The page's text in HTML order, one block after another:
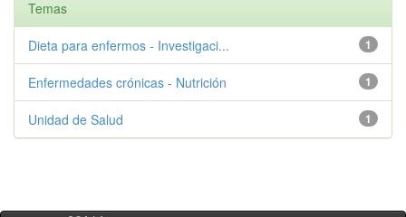
Temas
1
Dieta para enfermos - Investigaci...
1
Enfermedades crónicas - Nutrición
1
Unidad de Salud